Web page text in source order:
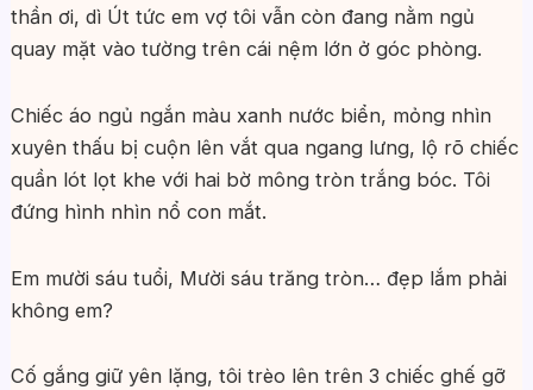
thần ơi, dì Út tức em vợ tôi vẫn còn đang nằm ngủ
quay mặt vào tường trên cái nệm lớn ở góc phòng.
Chiếc áo ngủ ngắn màu xanh nước biển, mỏng nhìn
xuyên thấu bị cuộn lên vắt qua ngang lưng, lộ rõ chiếc
quần lót lọt khe với hai bờ mông tròn trắng bóc. Tôi
đứng hình nhìn nổ con mắt.
Em mười sáu tuổi, Mười sáu trăng tròn… đẹp lắm phải
không em?
Cố gắng giữ yên lặng, tôi trèo lên trên 3 chiếc ghế gỡ